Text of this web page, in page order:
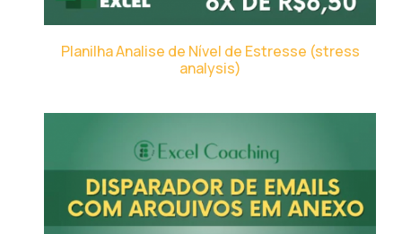
Planilha Analise de Nível de Estresse (stress
analysis)